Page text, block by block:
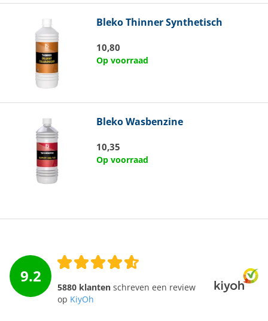
BlekoThinner Synthetisch
10,80
Op voorraad
BlekoWasbenzine
10,35
Op voorraad
9.2
5880 klanten schreven een review
op KiyOh